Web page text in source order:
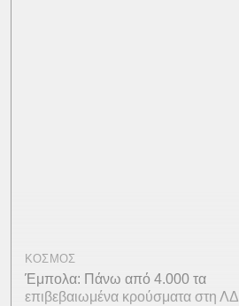
ΚΟΣΜΟΣ
Έμπολα: Πάνω από 4.000 τα
επιβεβαιωμένα κρούσματα στη ΛΔ